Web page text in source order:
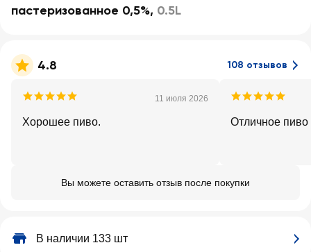
пастеризованное 0,5%, 0.5L
4.8 108 отзывов
11 июля 2026
Хорошее пиво. Отличное пиво
Вы можете оставить отзыв после покупки
В наличии 133 шт